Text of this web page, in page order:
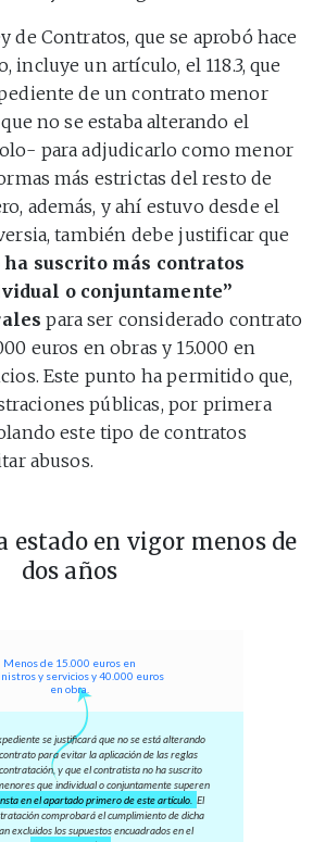
de Contratos, que se aprobó hace
incluye un artículo, el 118.3, que
de un contrato menor
no se estaba alterando el
para adjudicarlo como menor
más estrictas del resto de
además, y ahí estuvo desde el
también debe justificar que
suscrito más contratos
o conjuntamente”
para ser considerado contrato
euros en obras y 15.000 en
Este punto ha permitido que,
públicas, por primera
este tipo de contratos
abusos.
estado en vigor menos de
dos años
Menos de 15.000 euros en
y servicios y 40.000 euros
en obra.
se justificará que no se está alterando
para evitar la aplicación de las reglas
y que el contratista no ha suscrito
que individual o conjuntamente superen
en el apartado primero de este artículo. El
comprobará el cumplimiento de dicha
excluidos los supuestos encuadrados en el